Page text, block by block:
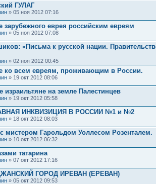
ГУЛАГ
» 05 ноя 2012 07:16
зарубежного еврея российским евреям
» 05 ноя 2012 07:08
«Письма к русской нации.
» 02 ноя 2012 00:45
ко всем евреям, проживающим в России.
» 19 окт 2012 08:06
израильтяне на земле Палестинцев
» 19 окт 2012 05:58
ИНКВИЗИЦИЯ В РОССИИ №1 и №2
» 18 окт 2012 08:03
мистером Гарольдом Уоллесом Розенталем.
» 10 окт 2012 06:32
татарина
» 07 окт 2012 17:16
ГОРОД ИРЕВАН (ЕРЕВАН)
» 05 окт 2012 09:53